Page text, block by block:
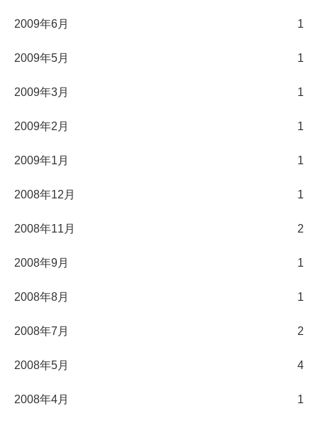
2009年6月 1
2009年5月 1
2009年3月 1
2009年2月 1
2009年1月 1
2008年12月 1
2008年11月 2
2008年9月 1
2008年8月 1
2008年7月 2
2008年5月 4
2008年4月 1